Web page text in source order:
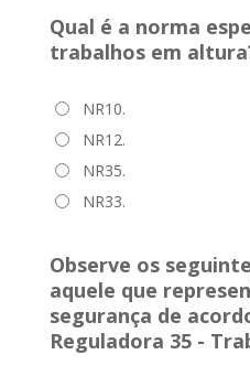
Qual é a norma
trabalhos em
NR10.
NR12.
NR35.
NR33.
Observe os
aquele que
segurança de
Reguladora 35 -